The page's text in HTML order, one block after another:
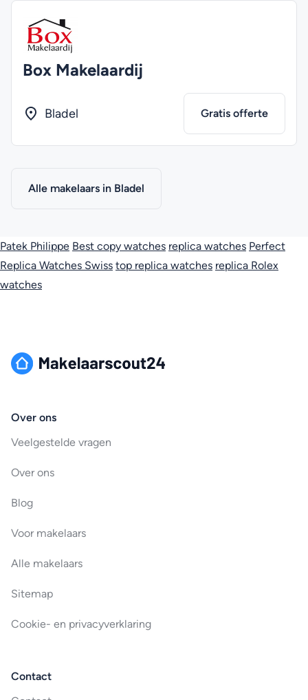
Box Makelaardij
Bladel Gratis offerte
Alle makelaars in Bladel
Patek Philippe Best copy watches replica watches Perfect
Replica Watches Swiss top replica watches replica Rolex
watches
Over ons
Veelgestelde vragen
Over ons
Blog
Voor makelaars
Alle makelaars
Sitemap
Cookie- en privacyverklaring
Contact